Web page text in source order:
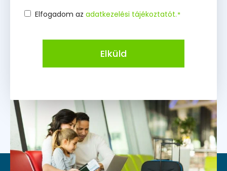
Consent*
Elfogadom az adatkezelési tájékoztatót.*
Elküld